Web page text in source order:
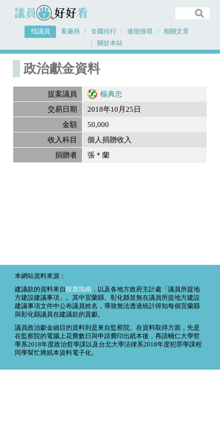
議員好好看
找議員 看廠商 全國排行 進階搜尋
相關文章
關於本站
首頁
政治獻金資料
提案議員
楊典忠
交易日期
2018年10月25日
金額
50,000
收入科目
個人捐贈收入
捐贈者
張＊蘭
本網站資料來源：
建議款的資料來自投票指南 ，以及各地方政府主計處「議員所提地
方建設建議事項」。其中宜蘭縣、彰化縣並無在議員所提地方建設
建議事項文件中公布議員姓名，導致無法透過統計得知每個宜蘭縣
與彰化縣議員在建議款的貢獻。
議員政治獻金細目的資料則是來自監察院。在資料取得方面，先是
在監察院的電腦上花費數日與申請費印出紙本後，再請輔仁大學哲
學系2018年度政治哲學課以及台北大學法律系2018年度犯罪學課程
同學幫忙將紙本資料電子化。